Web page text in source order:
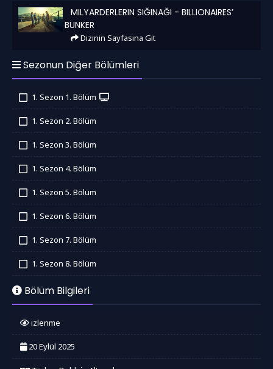
Milyarderlerin Sığınağı - Billionaires’ Bunker
MILYARDERLERIN SIĞINAĞI - BILLIONAIRES’
BUNKER
Dizinin Sayfasına Git
Sezonun Diğer Bölümleri
1. Sezon 1. Bölüm
1. Sezon 2. Bölüm
1. Sezon 3. Bölüm
1. Sezon 4. Bölüm
1. Sezon 5. Bölüm
1. Sezon 6. Bölüm
1. Sezon 7. Bölüm
1. Sezon 8. Bölüm
Bölüm Bilgileri
izlenme
20 Eylül 2025